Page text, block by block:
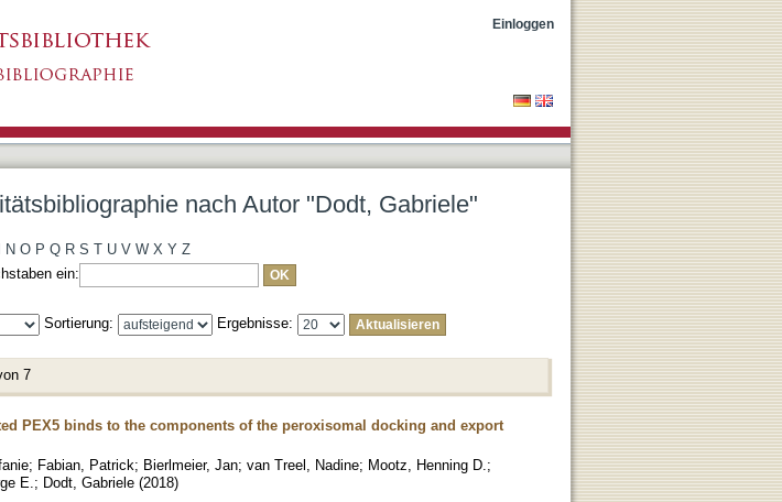
Einloggen
nach Autor "Dodt, Gabriele"
N O P Q R S T U V W X Y Z
ein:
Sortierung: Ergebnisse:
7
PEX5 binds to the components of the peroxisomal docking and export
; Fabian, Patrick; Bierlmeier, Jan; van Treel, Nadine; Mootz, Henning D. ;
E. ; Dodt, Gabriele (2018)